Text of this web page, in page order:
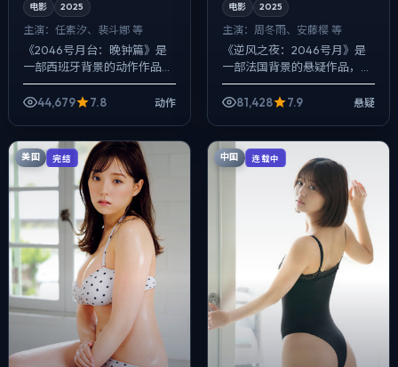
电影 2025
主演： 任素汐、裴斗娜 等
《2046号月台：晚钟篇》是
一部西班牙背景的动作作品，
2025年公映，由许鞍华执
导，任素汐、裴斗娜、赵涛等
44,679 7.8 动作
电影 2025
主演： 周冬雨、安藤樱 等
《逆风之夜：2046号月》是
一部法国背景的悬疑作品，
2025年公映，由丹尼斯·维伦
纽瓦执导，周冬雨、安藤樱、
81,428 7.9 悬疑
美国 完结 中国 连载中